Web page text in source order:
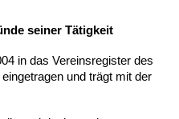
seiner Tätigkeit
in das Vereinsregister des
und trägt mit der